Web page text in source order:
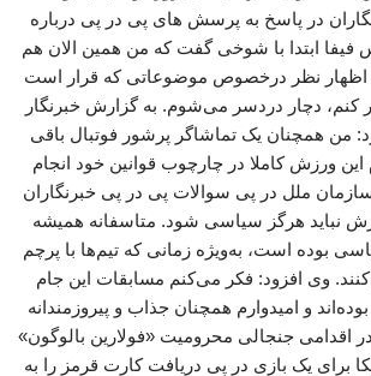
در پاسخ به پرسش های پی در پی درباره
فیفا ابتدا با شوخی گفت که من همین الان هم
اظهار نظر درخصوص موضوعاتی که قرار است
کنم، دچار دردسر می‌شوم. به گزارش خبرنگار
من همچنان یک تماشاگر پرشور فوتبال باقی
این ورزش کاملا در چارچوب قوانین خود انجام
ملل در پی سوالات پی در پی خبرنگاران
نباید هرگز سیاسی شود. متاسفانه همیشه
بوده است، به‌ویژه زمانی که تیم‌ها با پرچم
وی افزود: فکر می‌کنم مسابقات این جام
و امیدوارم همچنان جذاب و پیروزمندانه
در اقدامی جنجالی محرومیت «فولارین بالوگون»
برای یک بازی در پی دریافت کارت قرمز را به